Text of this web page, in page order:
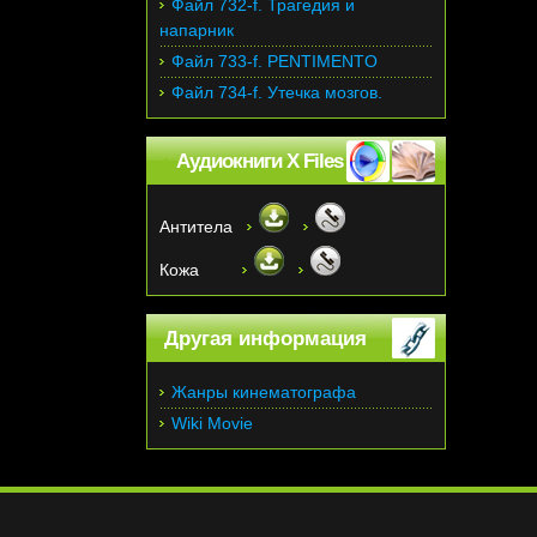
Файл 732-f. Трагедия и
напарник
Файл 733-f. PENTIMENTO
Файл 734-f. Утечка мозгов.
Аудиокниги X Files
Антитела
Кожа
Другая информация
Жанры кинематографа
Wiki Movie